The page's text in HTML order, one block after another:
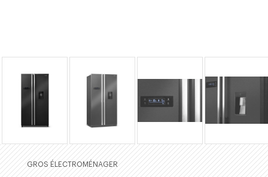
GROS ÉLECTROMÉNAGER